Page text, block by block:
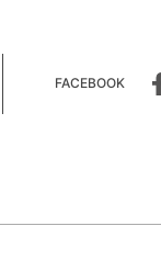
FACEBOOK